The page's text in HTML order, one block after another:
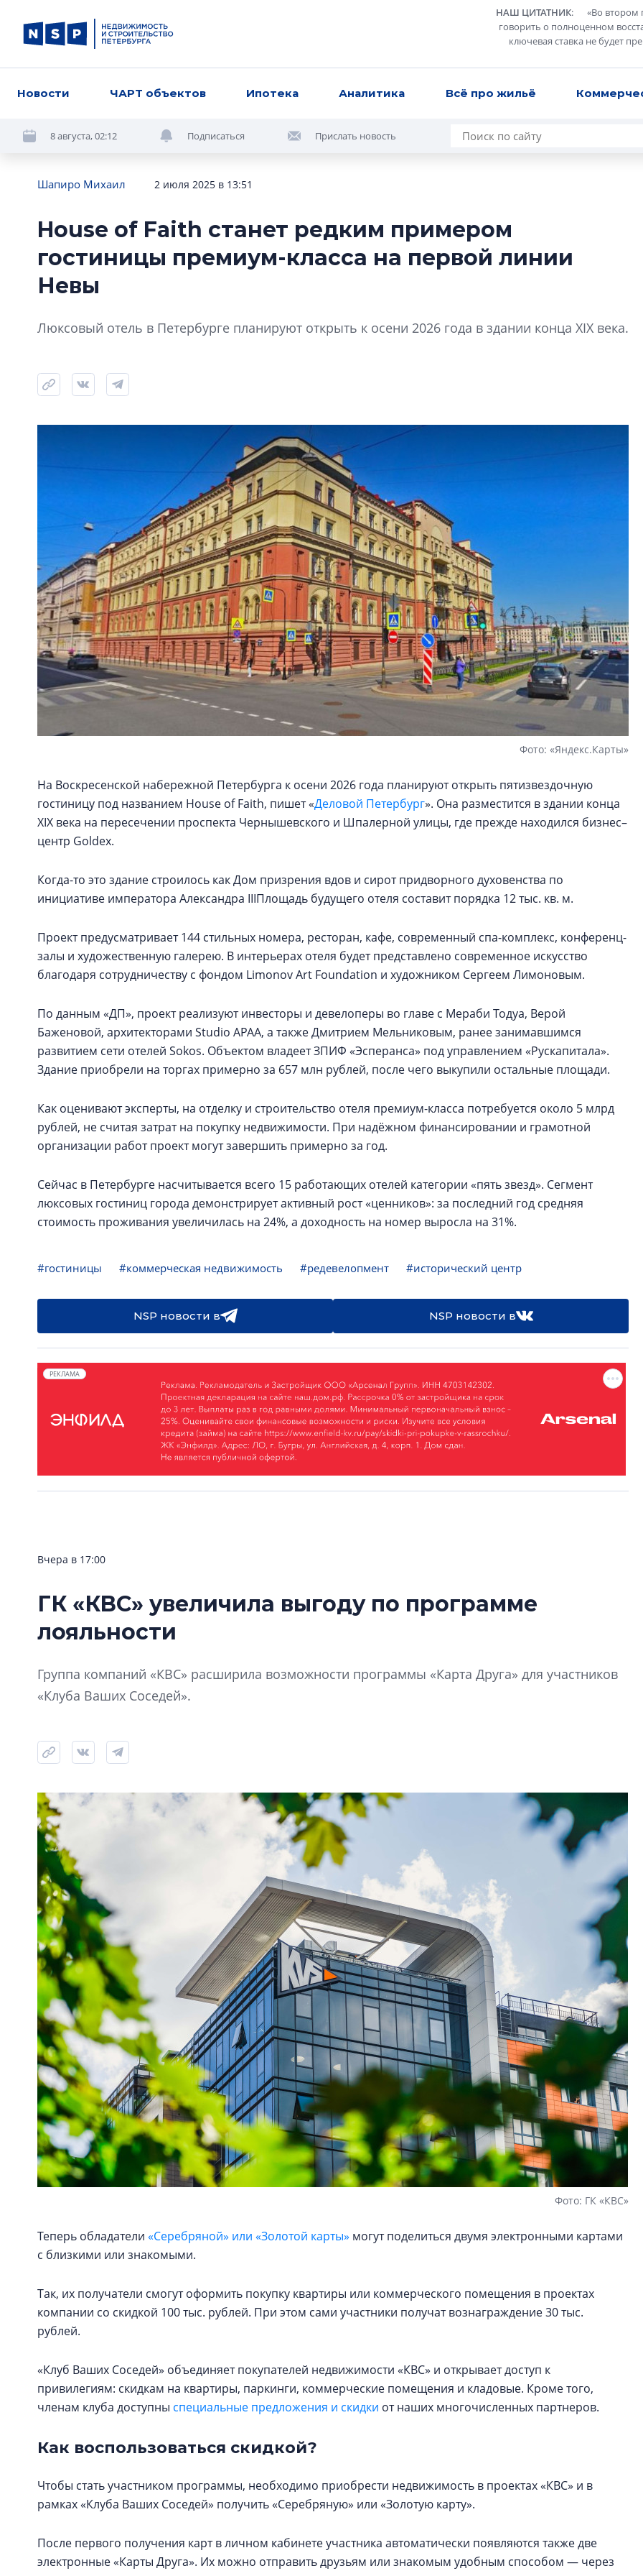
НАШ ЦИТАТНИК: «Во втором
говорить о полноценном
ключевая ставка не будет
Новости ЧАРТ объектов Ипотека Аналитика Всё про жильё
8 августа, 02:12 Подписаться Прислать новость
Шапиро Михаил 2 июля 2025 в 13:51
House of Faith станет редким примером
гостиницы премиум-класса на первой линии
Невы
Люксовый отель в Петербурге планируют открыть к осени 2026 года в здании конца XIX века.
Фото: «Яндекс.Карты»
На Воскресенской набережной Петербурга к осени 2026 года планируют открыть пятизвездочную
гостиницу под названием House of Faith, пишет «Деловой Петербург». Она разместится в здании конца
XIX века на пересечении проспекта Чернышевского и Шпалерной улицы, где прежде находился бизнес–
центр Goldex.
Когда-то это здание строилось как Дом призрения вдов и сирот придворного духовенства по
инициативе императора Александра IIIПлощадь будущего отеля составит порядка 12 тыс. кв. м.
Проект предусматривает 144 стильных номера, ресторан, кафе, современный спа-комплекс, конференц-
залы и художественную галерею. В интерьерах отеля будет представлено современное искусство
благодаря сотрудничеству с фондом Limonov Art Foundation и художником Сергеем Лимоновым.
По данным «ДП», проект реализуют инвесторы и девелоперы во главе с Мераби Тодуа, Верой
Баженовой, архитекторами Studio APAA, а также Дмитрием Мельниковым, ранее занимавшимся
развитием сети отелей Sokos. Объектом владеет ЗПИФ «Эсперанса» под управлением «Рускапитала».
Здание приобрели на торгах примерно за 657 млн рублей, после чего выкупили остальные площади.
Как оценивают эксперты, на отделку и строительство отеля премиум-класса потребуется около 5 млрд
рублей, не считая затрат на покупку недвижимости. При надёжном финансировании и грамотной
организации работ проект могут завершить примерно за год.
Сейчас в Петербурге насчитывается всего 15 работающих отелей категории «пять звезд». Сегмент
люксовых гостиниц города демонстрирует активный рост «ценников»: за последний год средняя
стоимость проживания увеличилась на 24%, а доходность на номер выросла на 31%.
#гостиницы #коммерческая недвижимость #редевелопмент #исторический центр
NSP новости в NSP новости в
РЕКЛАМА
от эпохи фальш-
Центробанк:
дешевле
Вчера в 17:00
ГК «КВС» увеличила выгоду по программе
лояльности
Группа компаний «КВС» расширила возможности программы «Карта Друга» для участников
«Клуба Ваших Соседей».
Фото: ГК «КВС»
Теперь обладатели «Серебряной» или «Золотой карты» могут поделиться двумя электронными картами
с близкими или знакомыми.
Так, их получатели смогут оформить покупку квартиры или коммерческого помещения в проектах
компании со скидкой 100 тыс. рублей. При этом сами участники получат вознаграждение 30 тыс.
рублей.
«Клуб Ваших Соседей» объединяет покупателей недвижимости «КВС» и открывает доступ к
привилегиям: скидкам на квартиры, паркинги, коммерческие помещения и кладовые. Кроме того,
членам клуба доступны специальные предложения и скидки от наших многочисленных партнеров.
Как воспользоваться скидкой?
Чтобы стать участником программы, необходимо приобрести недвижимость в проектах «КВС» и в
рамках «Клуба Ваших Соседей» получить «Серебряную» или «Золотую карту».
После первого получения карт в личном кабинете участника автоматически появляются также две
электронные «Карты Друга». Их можно отправить друзьям или знакомым удобным способом — через
Девелопер
апарты, которые
приблизятся к
уровню сервиса,
КЕЙПОРТ